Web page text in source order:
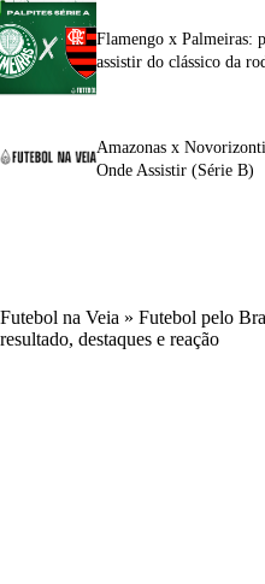
Flamengo x Palmeiras:
assistir do clássico da
Amazonas x
Onde Assistir (Série B)
Futebol na Veia » Futebol pelo
resultado, destaques e reação